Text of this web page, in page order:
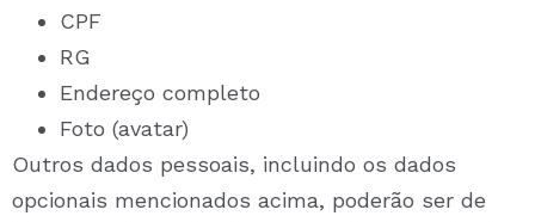
CPF
RG
Endereço completo
Foto (avatar)
Outros dados pessoais, incluindo os dados
opcionais mencionados acima, poderão ser de